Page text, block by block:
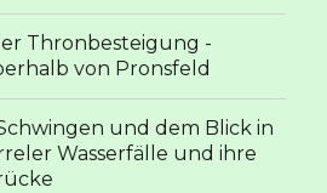
Thronbesteigung -
von Pronsfeld
und dem Blick in
Wasserfälle und ihre